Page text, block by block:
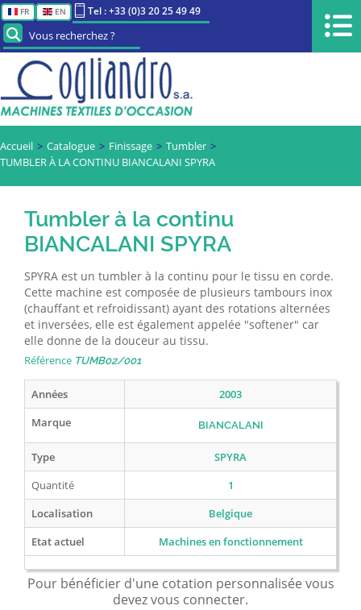
FR EN Tel : +33 (0)3 20 25 49 49
Vous recherchez ?
Accueil Catalogue Finissage
Tumbler
TUMBLER À LA CONTINU BIANCALANI SPYRA
Tumbler à la continu
BIANCALANI SPYRA
SPYRA est un tumbler à la continu pour le tissu en corde.
Cette machine est composée de plusieurs tambours inox
(chauffant et refroidissant) ayant des rotations alternées
et inversées, elle est également appelée "softener" car
elle donne de la douceur au tissu.
Référence TUMB02/001
Années
2003
Marque
BIANCALANI
Type
SPYRA
Quantité
1
Localisation
Belgique
Etat actuel
Machines en fonctionnement
Pour bénéficier d'une cotation personnalisée vous
devez vous connecter.